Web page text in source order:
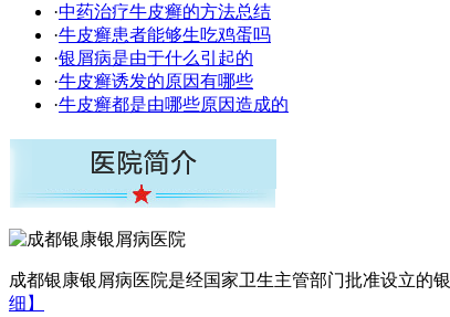
·中药治疗牛皮癣的方法总结
·牛皮癣患者能够生吃鸡蛋吗
·银屑病是由于什么引起的
·牛皮癣诱发的原因有哪些
·牛皮癣都是由哪些原因造成的
成都银康银屑病医院是经国家卫生主管部门批准设立的
细】